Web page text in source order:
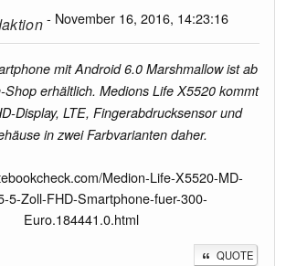
- November 16, 2016, 14:23:16
mit Android 6.0 Marshmallow ist ab
Shop erhältlich. Medions Life X5520 kommt
Display, LTE, Fingerabdrucksensor und
in zwei Farbvarianten daher.
Medion-Life-X5520-MD-
5-Zoll-FHD-Smartphone-fuer-300-
Euro.184441.0.html
QUOTE